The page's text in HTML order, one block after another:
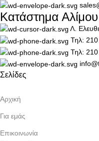
Κατάστημα Αλίμου
Λ.
Τηλ:
Τηλ:
Σελίδες
Αρχική
Για εμάς
Επικοινωνία